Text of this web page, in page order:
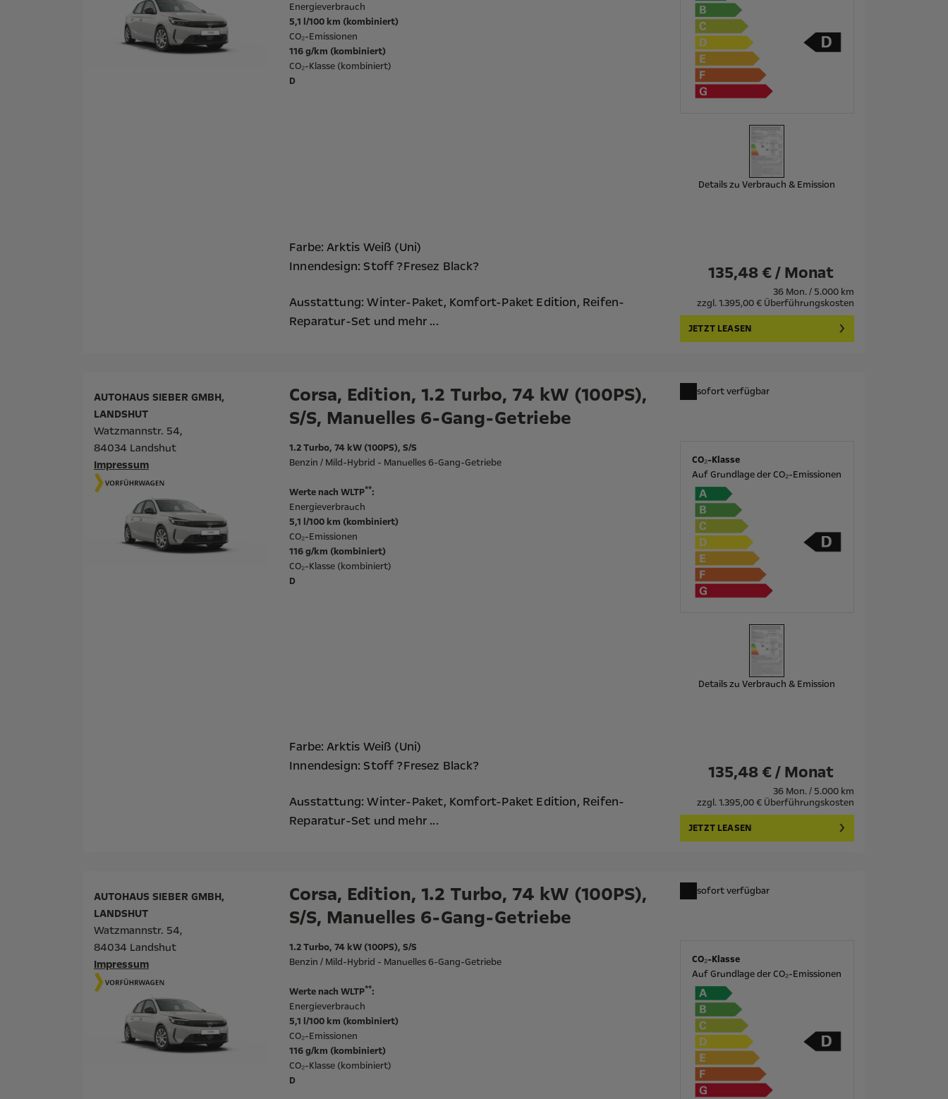
Energieverbrauch
5,1 l/100 km (kombiniert)
CO₂-Emissionen
116 g/km (kombiniert)
CO₂-Klasse (kombiniert)
D
Details zu Verbrauch & Emission
Farbe: Arktis Weiß (Uni)
Innendesign: Stoff ?Fresez Black?
Ausstattung: Winter-Paket, Komfort-Paket Edition, Reifen-
Reparatur-Set und mehr ...
135,48 € / Monat
36 Mon. / 5.000 km
zzgl. 1.395,00 € Überführungskosten
JETZT LEASEN
AUTOHAUS SIEBER GMBH,
LANDSHUT
Watzmannstr. 54,
84034 Landshut
Impressum
Corsa, Edition, 1.2 Turbo, 74 kW (100PS),
S/S, Manuelles 6-Gang-Getriebe
sofort verfügbar
1.2 Turbo, 74 kW (100PS), S/S
Benzin / Mild-Hybrid - Manuelles 6-Gang-Getriebe
Werte nach WLTP**:
Energieverbrauch
5,1 l/100 km (kombiniert)
CO₂-Emissionen
116 g/km (kombiniert)
CO₂-Klasse (kombiniert)
D
CO₂-Klasse
Auf Grundlage der CO₂-Emissionen
Details zu Verbrauch & Emission
Farbe: Arktis Weiß (Uni)
Innendesign: Stoff ?Fresez Black?
Ausstattung: Winter-Paket, Komfort-Paket Edition, Reifen-
Reparatur-Set und mehr ...
135,48 € / Monat
36 Mon. / 5.000 km
zzgl. 1.395,00 € Überführungskosten
JETZT LEASEN
AUTOHAUS SIEBER GMBH,
LANDSHUT
Watzmannstr. 54,
84034 Landshut
Impressum
Corsa, Edition, 1.2 Turbo, 74 kW (100PS),
S/S, Manuelles 6-Gang-Getriebe
sofort verfügbar
1.2 Turbo, 74 kW (100PS), S/S
Benzin / Mild-Hybrid - Manuelles 6-Gang-Getriebe
Werte nach WLTP**:
Energieverbrauch
5,1 l/100 km (kombiniert)
CO₂-Emissionen
116 g/km (kombiniert)
CO₂-Klasse (kombiniert)
D
CO₂-Klasse
Auf Grundlage der CO₂-Emissionen